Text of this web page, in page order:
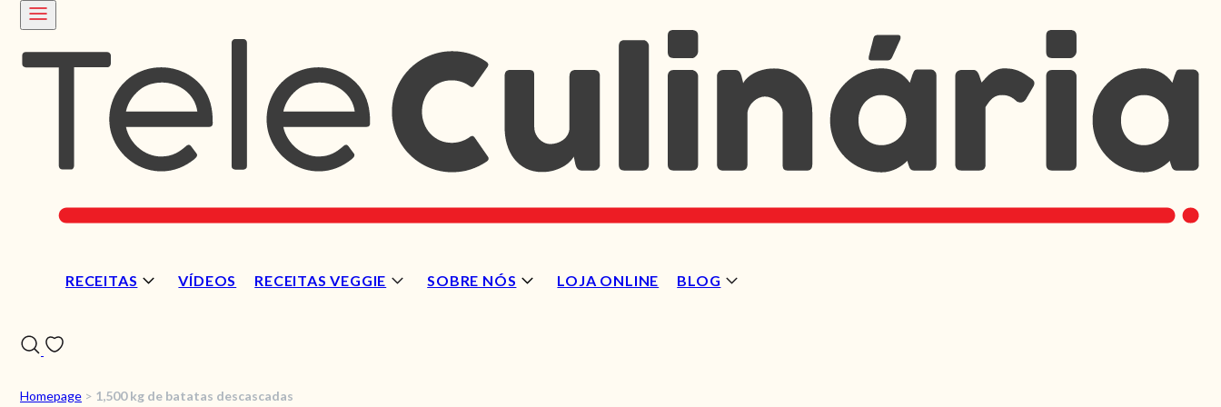
RECEITAS VÍDEOS RECEITAS VEGGIE SOBRE NÓS LOJA ONLINE BLOG
Homepage > 1,500 kg de batatas descascadas